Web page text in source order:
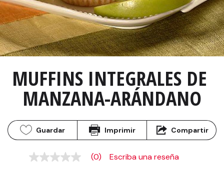
MUFFINS INTEGRALES DE
MANZANA-ARÁNDANO
Guardar Imprimir Compartir
Sin
(0) Escriba una reseña